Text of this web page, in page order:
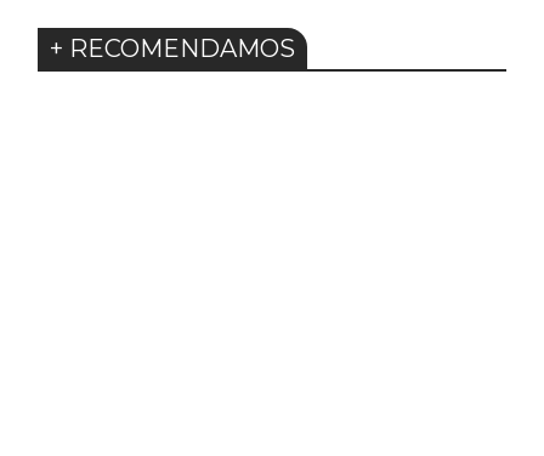
+ RECOMENDAMOS